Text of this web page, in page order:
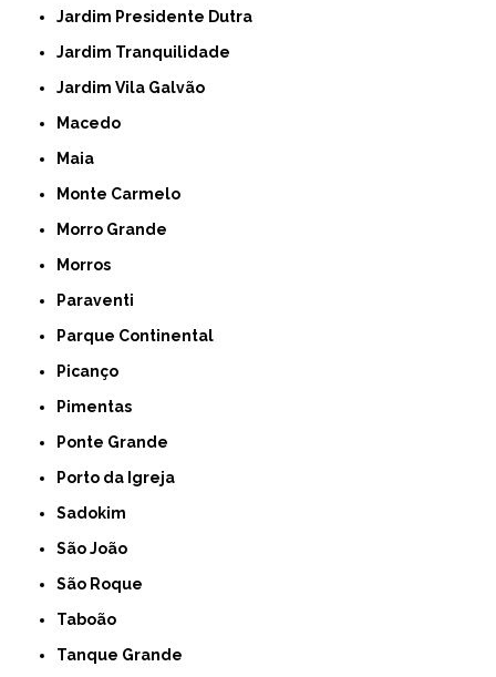
Jardim Presidente Dutra
Jardim Tranquilidade
Jardim Vila Galvão
Macedo
Maia
Monte Carmelo
Morro Grande
Morros
Paraventi
Parque Continental
Picanço
Pimentas
Ponte Grande
Porto da Igreja
Sadokim
São João
São Roque
Taboão
Tanque Grande